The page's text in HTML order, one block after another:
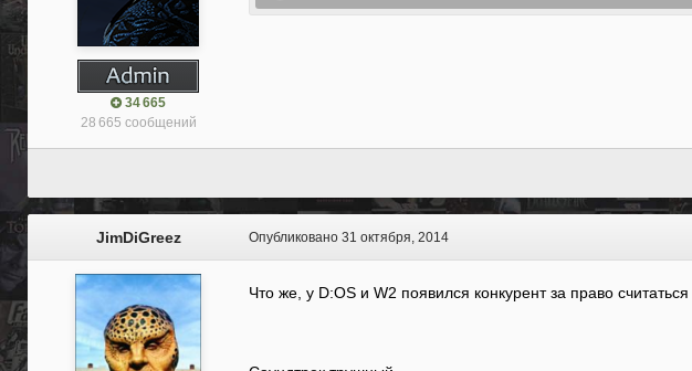
34 665
28 665 сообщений
JimDiGreez Опубликовано 31 октября, 2014
Что же, у D:OS и W2 появился конкурент за право